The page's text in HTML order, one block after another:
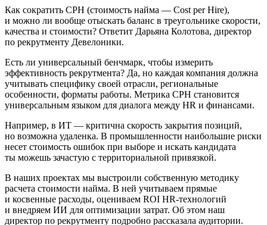
Как сократить CPH (стоимость найма — Cost per Hire),
и можно ли вообще отыскать баланс в треугольнике скорости,
качества и стоимости? Ответит Дарьяна Колотова, директор
по рекрутменту Девелоники.
Есть ли универсальный бенчмарк, чтобы измерить
эффективность рекрутмента? Да, но каждая компания должна
учитывать специфику своей отрасли, региональные
особенности, форматы работы. Метрика CPH становится
универсальным языком для диалога между HR и финансами.
Например, в ИТ — критична скорость закрытия позиций,
но возможна удаленка. В промышленности наибольшие риски
несет стоимость ошибок при выборе и искать кандидата
ты можешь зачастую с территориальной привязкой.
В наших проектах мы выстроили собственную методику
расчета стоимости найма. В ней учитываем прямые
и косвенные расходы, оцениваем ROI HR-технологий
и внедряем ИИ для оптимизации затрат. Об этом наш
директор по рекрутменту подробно рассказала аудитории.